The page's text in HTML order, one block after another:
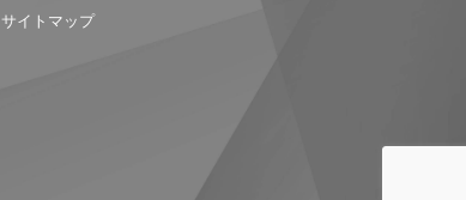
サイトマップ